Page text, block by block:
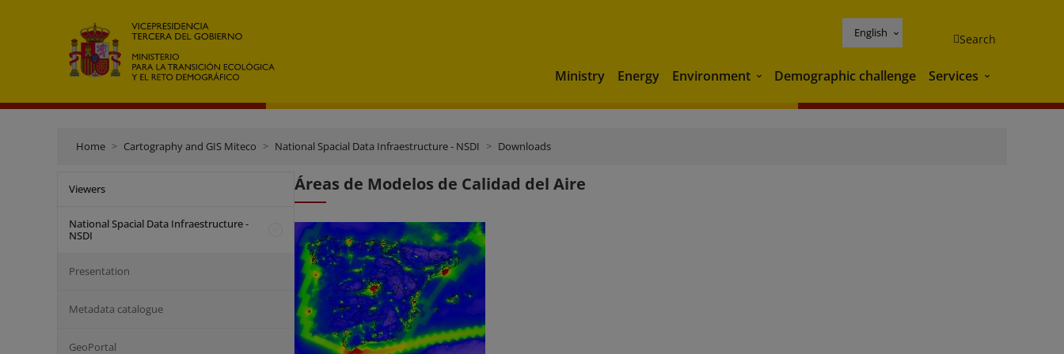
English Search
Ministry Energy Environment Environment
Demographic challenge Services Services
Home Cartography and GIS Miteco National Spacial Data Infraestructure - NSDI Downloads
Viewers
National Spacial Data Infraestructure -
NSDI
Presentation
Metadata catalogue
GeoPortal
Áreas de Modelos de Calidad del Aire